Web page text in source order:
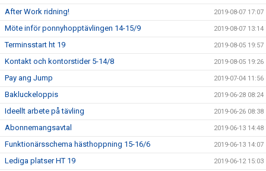
After Work ridning! 2019-08-07 17:07
Möte inför ponnyhopptävlingen 14-15/9 2019-08-07 13:14
Terminsstart ht 19 2019-08-05 19:57
Kontakt och kontorstider 5-14/8 2019-08-05 19:26
Pay ang Jump 2019-07-04 11:56
Bakluckeloppis 2019-06-28 08:24
Ideellt arbete på tävling 2019-06-26 08:38
Abonnemangsavtal 2019-06-13 14:48
Funktionärsschema hästhoppning 15-16/6 2019-06-13 14:07
Lediga platser HT 19 2019-06-12 15:03